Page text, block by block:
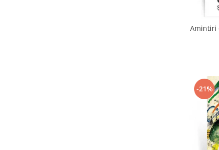
Amintiri
-21%